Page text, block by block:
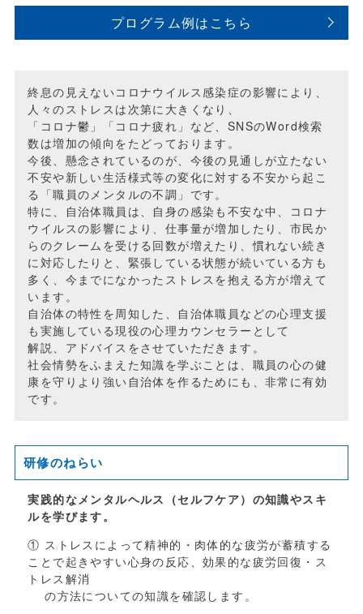
プログラム例はこちら
終息の見えないコロナウイルス感染症の影響により、
人々のストレスは次第に大きくなり、
「コロナ鬱」「コロナ疲れ」など、SNSのWord検索
数は増加の傾向をたどっております。
今後、懸念されているのが、今後の見通しが立たない
不安や新しい生活様式等の変化に対する不安から起こ
る「職員のメンタルの不調」です。
特に、自治体職員は、自身の感染も不安な中、コロナ
ウイルスの影響により、仕事量が増加したり、市民か
らのクレームを受ける回数が増えたり、慣れない続き
に対応したりと、緊張している状態が続いている方も
多く、今までになかったストレスを抱える方が増えて
います。
自治体の特性を周知した、自治体職員などの心理支援
も実施している現役の心理カウンセラーとして
解説、アドバイスをさせていただきます。
社会情勢をふまえた知識を学ぶことは、職員の心の健
康を守りより強い自治体を作るためにも、非常に有効
です。
研修のねらい
実践的なメンタルヘルス（セルフケア）の知識やスキ
ルを学びます。
① ストレスによって精神的・肉体的な疲労が蓄積する
ことで起きやすい心身の反応、効果的な疲労回復・ス
トレス解消
の方法についての知識を確認します。